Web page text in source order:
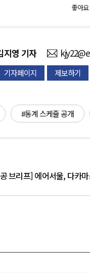
좋아요
지영 기자
기자페이지 제보하기
#동계 스케줄 공개
브리프] 에어서울, 다카